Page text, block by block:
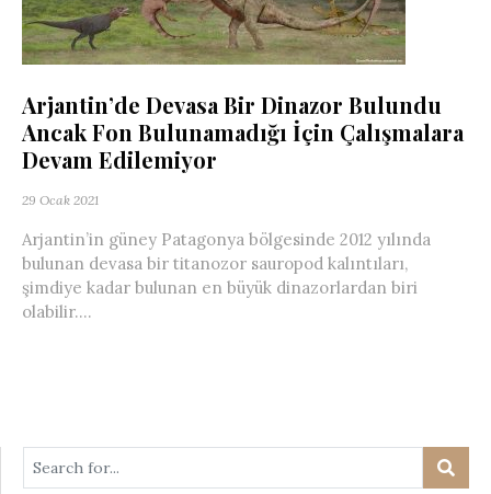
Arjantin’de Devasa Bir Dinazor Bulundu
Ancak Fon Bulunamadığı İçin Çalışmalara
Devam Edilemiyor
29 Ocak 2021
Arjantin’in güney Patagonya bölgesinde 2012 yılında
bulunan devasa bir titanozor sauropod kalıntıları,
şimdiye kadar bulunan en büyük dinazorlardan biri
olabilir....